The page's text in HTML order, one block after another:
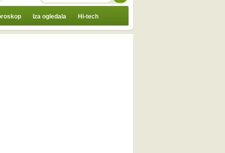
Iza ogledala Hi-tech